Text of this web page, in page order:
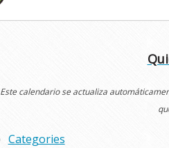
Este calendario se actualiza
Categories